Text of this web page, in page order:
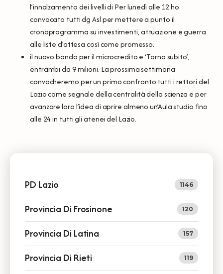
l’innalzamento dei livelli di Per lunedì alle 12 ho
convocato tutti dg Asl per mettere a punto il
cronoprogramma su investimenti, attuazione e guerra
alle liste d’attesa così come promesso.
il nuovo bando per il microcredito e ‘Torno subito’,
entrambi da 9 milioni. La prossima settimana
convocheremo per un primo confronto tutti i rettori del
Lazio come segnale della centralità della scienza e per
avanzare loro l’idea di aprire almeno un’Aula studio fino
alle 24 in tutti gli atenei del Lazio.
PD Lazio 1146
Provincia Di Frosinone 120
Provincia Di Latina 157
Provincia Di Rieti 119